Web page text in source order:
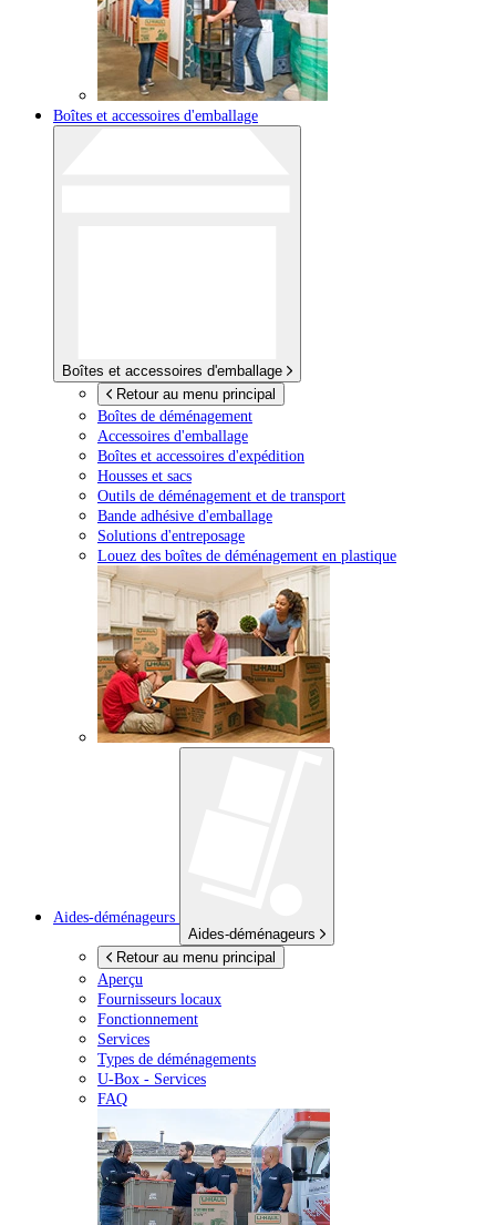
Boîtes et accessoires d'emballage
Boîtes et accessoires d'emballage
Retour au menu principal
Boîtes de déménagement
Accessoires d'emballage
Boîtes et accessoires d'expédition
Housses et sacs
Outils de déménagement et de transport
Bande adhésive d'emballage
Solutions d'entreposage
Louez des boîtes de déménagement en plastique
Aides-déménageurs
Aides-déménageurs
Retour au menu principal
Aperçu
Fournisseurs locaux
Fonctionnement
Services
Types de déménagements
U-Box - Services
FAQ